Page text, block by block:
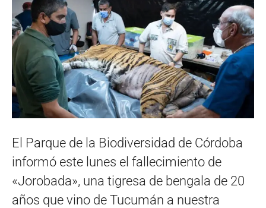
El Parque de la Biodiversidad de Córdoba
informó este lunes el fallecimiento de
«Jorobada», una tigresa de bengala de 20
años que vino de Tucumán a nuestra